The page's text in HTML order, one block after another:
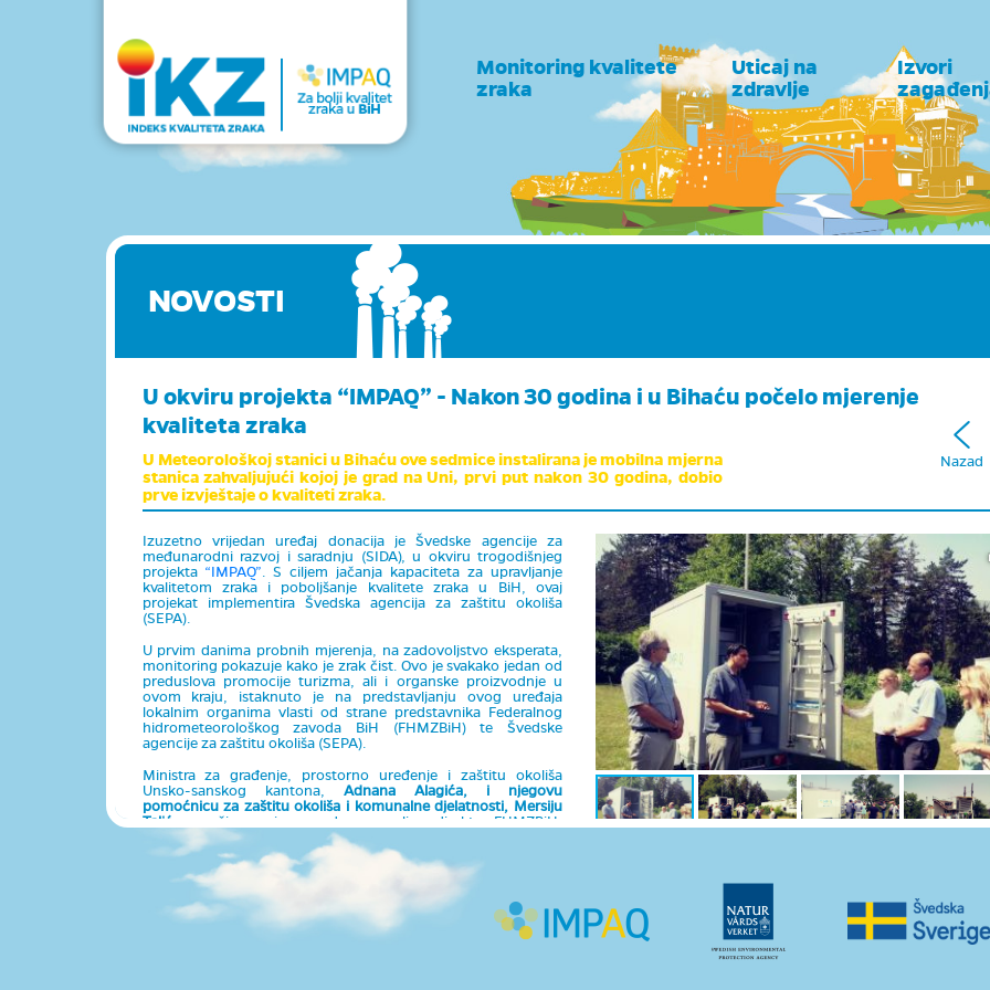
Monitoring kvalitete
zraka
Uticaj na
zdravlje
Izvori
NOVOSTI
U okviru projekta “IMPAQ” - Nakon 30 godina i u Bihaću počelo mjerenje
kvaliteta zraka
U Meteorološkoj stanici u Bihaću ove sedmice instalirana je mobilna mjerna
stanica zahvaljujući kojoj je grad na Uni, prvi put nakon 30 godina, dobio
prve izvještaje o kvaliteti zraka.
Nazad
Izuzetno vrijedan uređaj donacija je Švedske agencije za
međunarodni razvoj i saradnju (SIDA), u okviru trogodišnjeg
projekta “IMPAQ”. S ciljem jačanja kapaciteta za upravljanje
kvalitetom zraka i poboljšanje kvalitete zraka u BiH, ovaj
projekat implementira Švedska agencija za zaštitu okoliša
(SEPA).
U prvim danima probnih mjerenja, na zadovoljstvo eksperata,
monitoring pokazuje kako je zrak čist. Ovo je svakako jedan od
preduslova promocije turizma, ali i organske proizvodnje u
ovom kraju, istaknuto je na predstavljanju ovog uređaja
lokalnim organima vlasti od strane predstavnika Federalnog
hidrometeorološkog zavoda BiH (FHMZBiH) te Švedske
agencije za zaštitu okoliša (SEPA).
Ministra za građenje, prostorno uređenje i zaštitu okoliša
Unsko-sanskog kantona, Adnana Alagića, i njegovu
pomoćnicu za zaštitu okoliša i komunalne djelatnosti, Mersiju
Talić,
sa načinom njenog rada upoznali su direktor FHMZBiH,
Almir Bijedić i stručni saradnik u Sektoru životne sredine, Enis
Omerčić.
Mobilna mjerna stanica bilježi koncentraciju lebdećih čestica
PM10 i PM2.5, sumpordioksida, ozona, ugljičnog monoksida i
azotnih oksida, što predstavlja standardni set praćenih
polutanata koji imaju najveći negativni utjecaj na zdravlje ljudi“
,